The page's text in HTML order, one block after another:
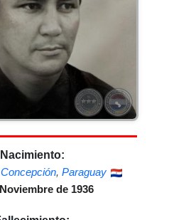
Nacimiento:
Concepción, Paraguay
de 1936